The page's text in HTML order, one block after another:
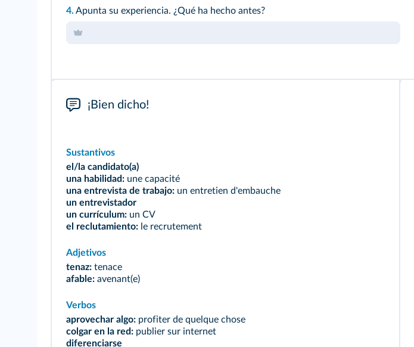
4. Apunta su experiencia. ¿Qué ha hecho antes?
¡Bien dicho!
Sustantivos
el/la candidato(a)
una habilidad: une capacité
una entrevista de trabajo: un entretien d'embauche
un entrevistador
un currículum: un CV
el reclutamiento: le recrutement
Adjetivos
tenaz: tenace
afable: avenant(e)
Verbos
aprovechar algo: profiter de quelque chose
colgar en la red: publier sur internet
diferenciarse